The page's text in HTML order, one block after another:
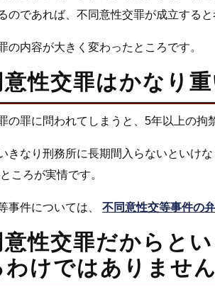
のであれば、不同意性交罪が成立すると
の内容が大きく変わったところです。
意性交罪はかなり
の罪に問われてしまうと、5年以上の拘
きなり刑務所に長期間入らないといけ
ころが実情です。
事件については、 不同意性交等事件の
意性交罪だからと
わけではありません